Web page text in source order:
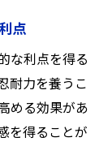
ィットネ
テム
点
な利点を得る
耐力を養うこ
める効果があ
を得ることが